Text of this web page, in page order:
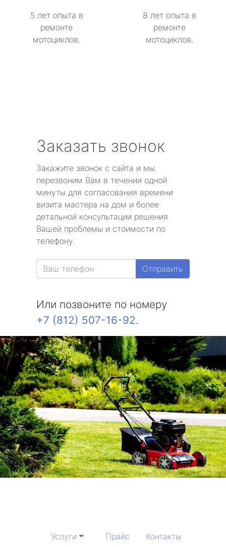
5 лет опыта в
ремонте
мотоциклов.
8 лет опыта в
ремонте
мотоциклов.
Заказать звонок
Закажите звонок с сайта и мы
перезвоним Вам в течении одной
минуты для согласования времени
визита мастера на дом и более
детальной консультации решения
Вашей проблемы и стоимости по
телефону.
Отправить
Или позвоните по номеру
+7 (812) 507-16-92.
Услуги Прайс Контакты